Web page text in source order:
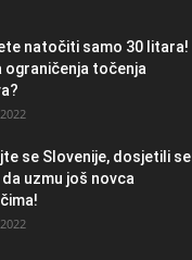
natočiti samo 30 litara!
ograničenja točenja
se Slovenije, dosjetili se
da uzmu još novca